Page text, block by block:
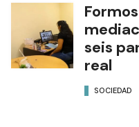
seis
real
SOCIEDAD